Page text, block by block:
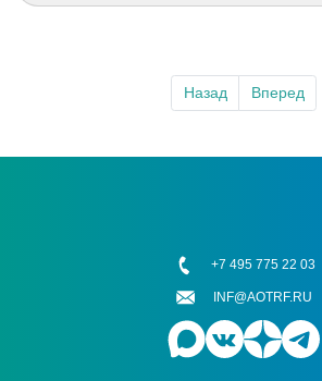
Назад Вперед
+7 495 775 22 03
INF@AOTRF.RU